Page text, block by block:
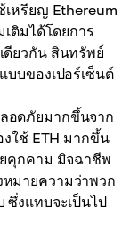
เหรียญ Ethereum
ติมได้โดยการ
ดียวกัน สินทรัพย์
บบของเปอร์เซ็นต์
อดภัยมากขึ้นจาก
งใช้ ETH มากขึ้น
ยคุกคาม มิจฉาชีพ
หมายความว่าพวก
ซึ่งแทบจะเป็นไป